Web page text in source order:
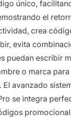
único,
el
crea
evita
puedan escribir
o marca
avanzado
se integra